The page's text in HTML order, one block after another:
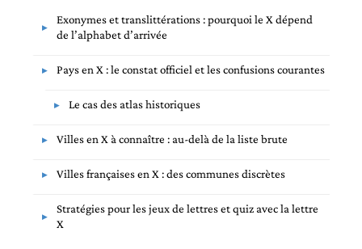
Exonymes et translittérations : pourquoi le X dépend
de l’alphabet d’arrivée
Pays en X : le constat officiel et les confusions courantes
Le cas des atlas historiques
Villes en X à connaître : au-delà de la liste brute
Villes françaises en X : des communes discrètes
Stratégies pour les jeux de lettres et quiz avec la lettre
X